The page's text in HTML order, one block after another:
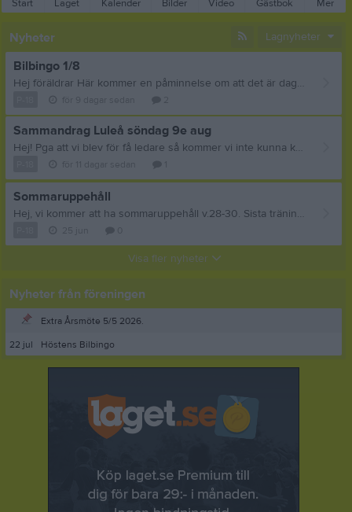
Start Laget Kalender Bilder Video Gästbok Mer
Nyheter Lagnyheter
Bilbingo 1/8
Hej föräldrar Här kommer en påminnelse om att det är dags för er att hålla i Bilbingo nu 1/8! Var: Olympia När: Lördag 1 augusti Samling klockan 13.30 för samtliga! Bilbingot börjar klockan 16.00 Detta kräver 1 förälder per barn. Om man inte kan detta datum ansvarar man för att lösa detta inom föräldragruppen eller exempelvis annan familjemedlem/släkting osv! 1 förälder per barn Varav även 2 av dessa föräldrar bakar varsin långpanna till dagens försäljning. De som får baka är: Adrian Sandberg samt Oliver Runeberg Gyllrot. Alltså innebär det att de föräldrar som bakar också är med på övriga uppgifter. Övriga uppgifter delas ut på plats av Hugo Söderkvist förälder som är ledare den dagen Förälder till: Adrian Sandberg Hugo Andersson Bror Kusmin Alexander Smedberg Walter Creutz Oliver Runeberg Gyllrot Edwin Stenlund Lucas Lundén Viktorsson Lucas Larsson Långström Elias Anvari Frank Olander Anton Sundqvist Lycka till!
Sammandrag Luleå söndag 9e aug
Hej! Pga att vi blev för få ledare så kommer vi inte kunna köra sammandrag både lör den 8e och sön den 9e som vi först tänkte. Så nu gäller endast sammandrag söndag 9e i Luleå. Vi samlas 13.50 på Hertsö IP, Backmyrvägen 51, Luleå Matchtid 3x10 min 14.20 - 14.50 Arvidsjaur 2 - Heden Plan 1 15.05 - 15.35 Notviken - Heden Plan 2 16.35 - 17.05 Arvidsjaur 1 - Heden Plan 2 17.20 - 17.50 BAIK - Heden Plan 1 18.05 - 18.35 Heden - LSk Plan 1 Försäljning av hamburgare, toast, fika, läsk, kaffe m.m. kommer finnas.
Sommaruppehåll
Hej, vi kommer att ha sommaruppehåll v.28-30. Sista träningen innan uppehållet blir därmed 2 juli och vi ses igen 28 juli. Nästa sammandrag är 9/8 i luleå.
Visa fler nyheter
Nyheter från föreningen
Extra Årsmöte 5/5 2026.
22 jul
Höstens Bilbingo